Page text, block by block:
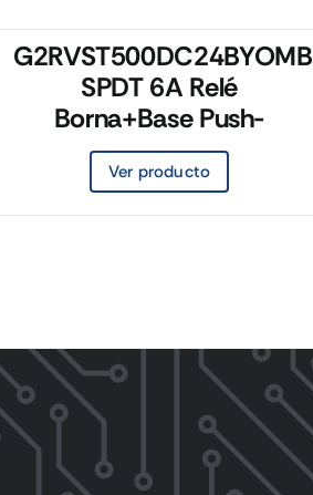
G2RVST500DC24BYOMB
SPDT 6A Relé
Borna+Base Push-
Ver producto